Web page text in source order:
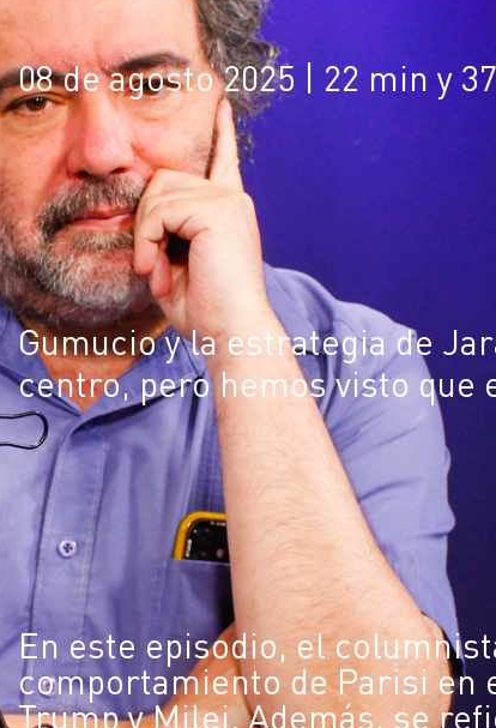
08 de agosto 2025 | 22 min y
Gumucio y la estrategia de
centro, pero hemos visto que
En este episodio, el
comportamiento de Parisi en
Trump y Milei. Además, se